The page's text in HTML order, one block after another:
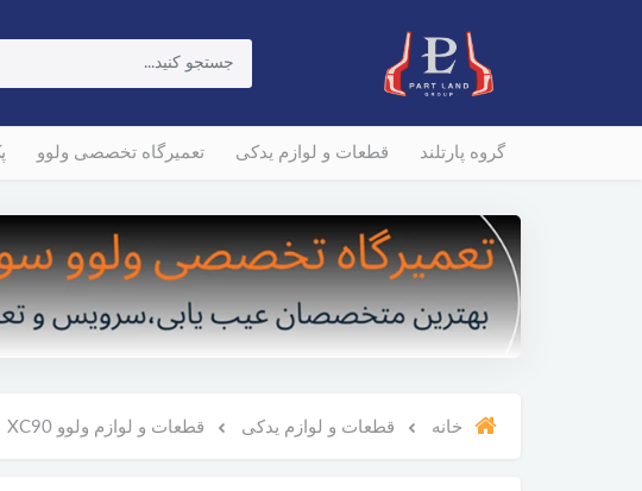
گروه پارتلند قطعات و لوازم یدکی تعمیرگاه تخصصی ولوو
خانه قطعات و لوازم یدکی قطعات و لوازم ولوو XC90